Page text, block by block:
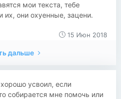
мои текста, тебе
их, они охуенные, зацени.
15 Июн 2018
дальше
усвоил, если
собирается мне помочь или